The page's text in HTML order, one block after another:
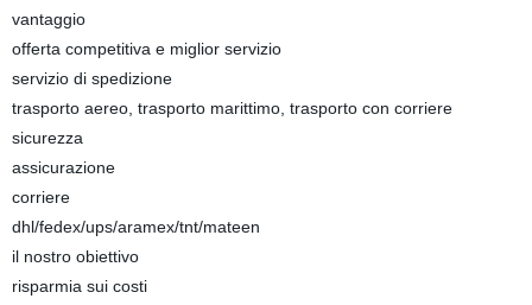
vantaggio
offerta competitiva e miglior servizio
servizio di spedizione
trasporto aereo, trasporto marittimo, trasporto con corriere
sicurezza
assicurazione
corriere
dhl/fedex/ups/aramex/tnt/mateen
il nostro obiettivo
risparmia sui costi